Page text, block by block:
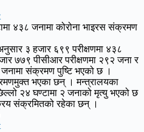
४३८ जनामा कोरोना भाइरस संक्रमण
३ हजार ६९९ परीक्षणमा ४३८
७७९ पीसीआर परीक्षणमा २९२ जना र
संक्रमण पुष्टि भएको छ ।
भएका छन् । मन्त्रालयका
२४ घण्टामा २ जनाको मृत्यु भएको छ
संक्रमितको रहेका छन् ।